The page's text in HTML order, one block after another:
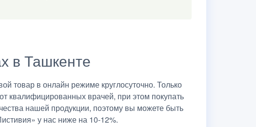
в Ташкенте
товар в онлайн режиме круглосуточно. Только
квалифицированных врачей, при этом покупать
нашей продукции, поэтому вы можете быть
у нас ниже на 10-12%.